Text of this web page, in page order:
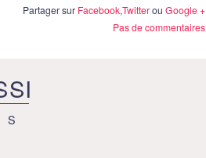
Partager sur Facebook,TwitterouGoogle +
Pas de commentaires